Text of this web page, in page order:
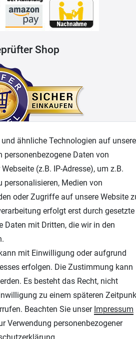
Shop
Kompressoren, Airbrushfarben
Siebdruck und Plotterfolien
- Tierbedarf
ähnliche Technologien auf
personenbezogene Daten von
(z.B. IP-Adresse), um z.B.
personalisieren, Medien von
oder Zugriffe auf unsere Website
erfolgt erst durch gesetzte
Daten mit Dritten, die wir in den
mit Einwilligung oder aufgrund
erfolgen. Die Zustimmung kann
Es besteht das Recht, nicht
zu einem späteren
Beachten Sie unser Impressum
Verwendung personenbezogener